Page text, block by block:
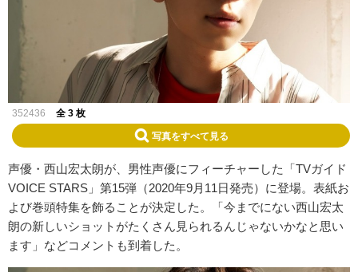
352436 全 3 枚
写真をすべて見る
声優・西山宏太朗が、男性声優にフィーチャーした「TVガイド
VOICE STARS」第15弾（2020年9月11日発売）に登場。表紙お
よび巻頭特集を飾ることが決定した。「今までにない西山宏太
朗の新しいショットがたくさん見られるんじゃないかなと思い
ます」などコメントも到着した。